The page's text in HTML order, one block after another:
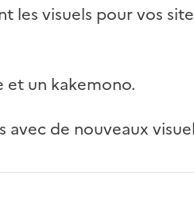
les visuels pour vos
un kakemono.
avec de nouveaux